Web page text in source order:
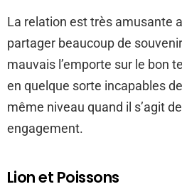
La relation est très amusante
partager beaucoup de
mauvais l’emporte sur le bon
en quelque sorte incapables
même niveau quand il s’agit
engagement.
Lion et Poissons